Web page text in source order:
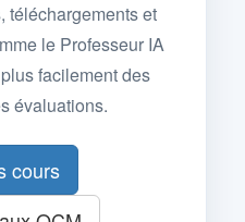
téléchargements et
le Professeur IA
facilement des
évaluations.
cours